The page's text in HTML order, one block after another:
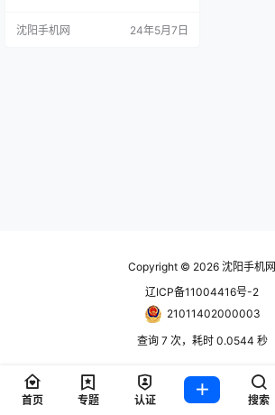
士搭载的3.6升自然吸气V6发动机，
沈阳手机网 24年5月7日
Copyright © 2026 沈阳手机网
辽ICP备11004416号-2
21011402000003
查询 7 次，耗时 0.0544 秒
首页 专题 认证 搜索